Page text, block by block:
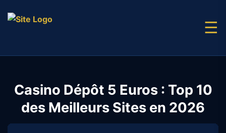
☰
Casino Dépôt 5 Euros : Top 10
des Meilleurs Sites en 2026